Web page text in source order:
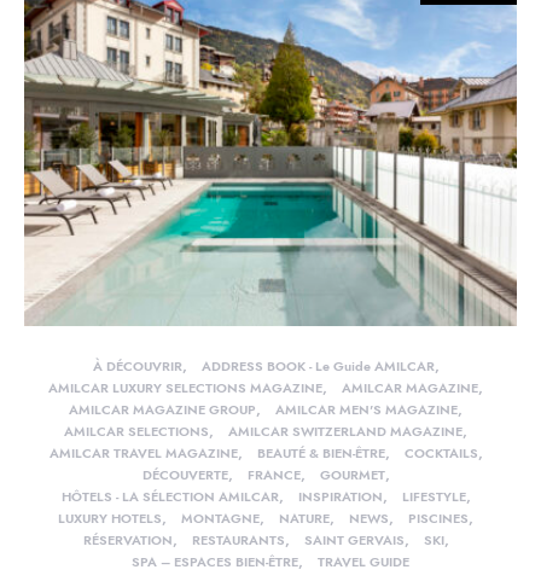
À DÉCOUVRIR
ADDRESS BOOK - Le Guide AMILCAR
AMILCAR LUXURY SELECTIONS MAGAZINE
AMILCAR MAGAZINE
AMILCAR MAGAZINE GROUP
AMILCAR MEN'S MAGAZINE
AMILCAR SELECTIONS
AMILCAR SWITZERLAND MAGAZINE
AMILCAR TRAVEL MAGAZINE
BEAUTÉ & BIEN-ÊTRE
COCKTAILS
DÉCOUVERTE
FRANCE
GOURMET
HÔTELS - LA SÉLECTION AMILCAR
INSPIRATION
LIFESTYLE
LUXURY HOTELS
MONTAGNE NATURE NEWS
PISCINES
RÉSERVATION
RESTAURANTS SAINT GERVAIS
SKI
SPA – ESPACES BIEN-ÊTRE
TRAVEL GUIDE